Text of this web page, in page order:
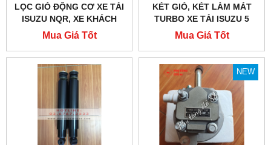
LỌC GIÓ ĐỘNG CƠ XE TẢI
ISUZU NQR, XE KHÁCH
SAMCO 5.2 EURO 4
Mua Giá Tốt
KÉT GIÓ, KÉT LÀM MÁT
TURBO XE TẢI ISUZU 5
TẤN, ISUZU NQR
Mua Giá Tốt
NEW